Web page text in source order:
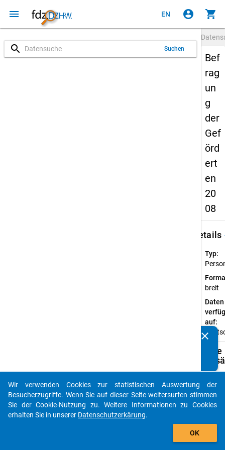
menu EN account_circle shopping_cart
search Suchen
Bef
rag
un
g
der
Gef
örd
ert
en
20
08
Details
Typ:
breit
Daten
auf:
Verfügbare
clear
auto_stories
add_shopping_cart
Wir verwenden Cookies zur statistischen Auswertung der
Besucherzugriffe. Wenn Sie auf dieser Seite weitersurfen stimmen
Sie der Cookie-Nutzung zu. Weitere Informationen zu Cookies
erhalten Sie in unserer Datenschutzerkärung.
OK